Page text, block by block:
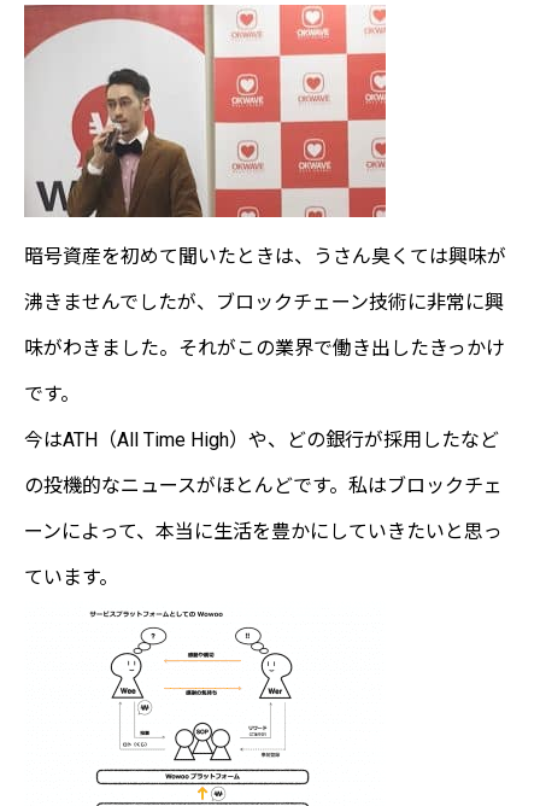
暗号資産を初めて聞いたときは、うさん臭くては興味が
沸きませんでしたが、ブロックチェーン技術に非常に興
味がわきました。それがこの業界で働き出したきっかけ
です。
今はATH（All Time High）や、どの銀行が採用したなど
の投機的なニュースがほとんどです。私はブロックチェ
ーンによって、本当に生活を豊かにしていきたいと思っ
ています。